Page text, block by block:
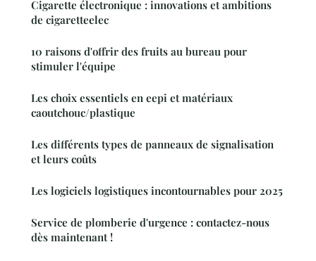
Cigarette électronique : innovations et ambitions
de cigaretteelec
10 raisons d'offrir des fruits au bureau pour
stimuler l'équipe
Les choix essentiels en eepi et matériaux
caoutchouc/plastique
Les différents types de panneaux de signalisation
et leurs coûts
Les logiciels logistiques incontournables pour 2025
Service de plomberie d'urgence : contactez-nous
dès maintenant !